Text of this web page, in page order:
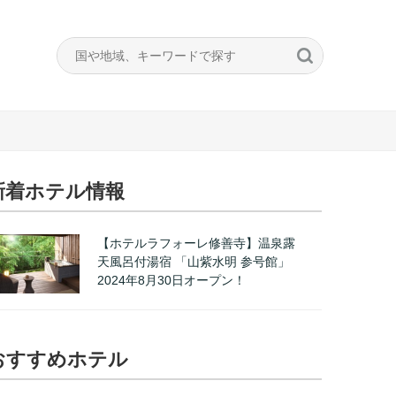
着ホテル情報
【ホテルラフォーレ修善寺】温泉露
天風呂付湯宿 「山紫水明 参号館」
2024年8月30日オープン！
すすめホテル